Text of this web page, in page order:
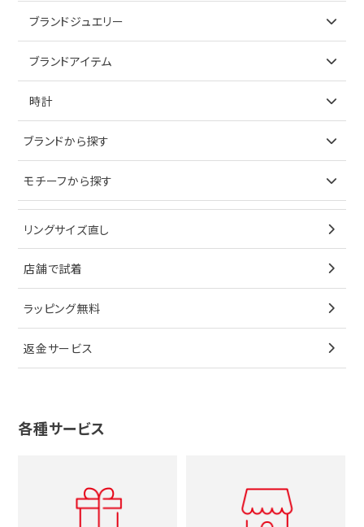
アイテムで探す
ブレスレット
ペンダントトップ
ブローチ
その他
ノーブランドジュエリーをすべて見る
ブランドジュエリー
アイテムで探す
イヤリング
ブレスレット
ペンダントトップ
ブローチ
その他
ティファニー
ブルガリ
ブランドアイテム
アイテムで探す
キーケース
サングラス
シューズ
香水
シャネル
時計
ブランドで探す
オメガ
シャネル
タグホイヤー
カルティエ
セイコー
メンズ時計
時計をすべて見る
ブランドから探す
ティファニー
ブルガリ
カルティエ
ウノアエレ
4℃
グッチ
ルイヴィトン
モチーフから探す
星
リボン
花
十字架
イニシャル
リングサイズ直し
店舗で試着
ラッピング無料
返金サービス
各種サービス